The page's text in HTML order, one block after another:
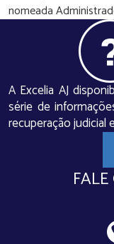
nomeada
A Excelia AJ
série de
recuperação judicial